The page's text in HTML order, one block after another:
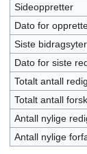
Sideoppretter
Dato for
Siste bidragsyter
Dato for siste
Totalt antall
Totalt antall
Antall nylige
Antall nylige